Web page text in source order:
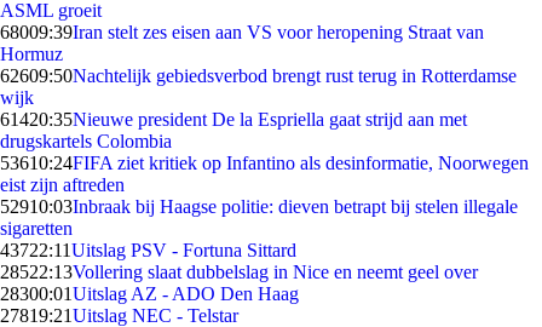
ASML groeit
68009:39Iran stelt zes eisen aan VS voor heropening Straat van
Hormuz
62609:50Nachtelijk gebiedsverbod brengt rust terug in Rotterdamse
wijk
61420:35Nieuwe president De la Espriella gaat strijd aan met
drugskartels Colombia
53610:24FIFA ziet kritiek op Infantino als desinformatie, Noorwegen
eist zijn aftreden
52910:03Inbraak bij Haagse politie: dieven betrapt bij stelen illegale
sigaretten
43722:11Uitslag PSV - Fortuna Sittard
28522:13Vollering slaat dubbelslag in Nice en neemt geel over
28300:01Uitslag AZ - ADO Den Haag
27819:21Uitslag NEC - Telstar